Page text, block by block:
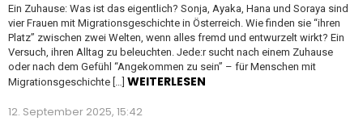
Ein Zuhause: Was ist das eigentlich? Sonja, Ayaka, Hana und Soraya sind
vier Frauen mit Migrationsgeschichte in Österreich. Wie finden sie “ihren
Platz” zwischen zwei Welten, wenn alles fremd und entwurzelt wirkt? Ein
Versuch, ihren Alltag zu beleuchten. Jede:r sucht nach einem Zuhause
oder nach dem Gefühl “Angekommen zu sein” – für Menschen mit
Migrationsgeschichte […] WEITERLESEN
12. September 2025, 15:42